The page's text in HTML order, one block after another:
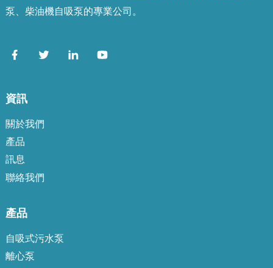
泵、柴油機自吸泵的專業公司。
資訊
關於我們
產品
訊息
聯絡我們
產品
自吸式污水泵
離心泵